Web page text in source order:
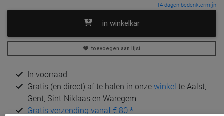
14 dagen bedenktermijn
in winkelkar
toevoegen aan lijst
In voorraad
Gratis (en direct) af te halen in onzewinkel te Aalst,
Gent, Sint-Niklaas en Waregem
Gratis verzending vanaf € 80 *